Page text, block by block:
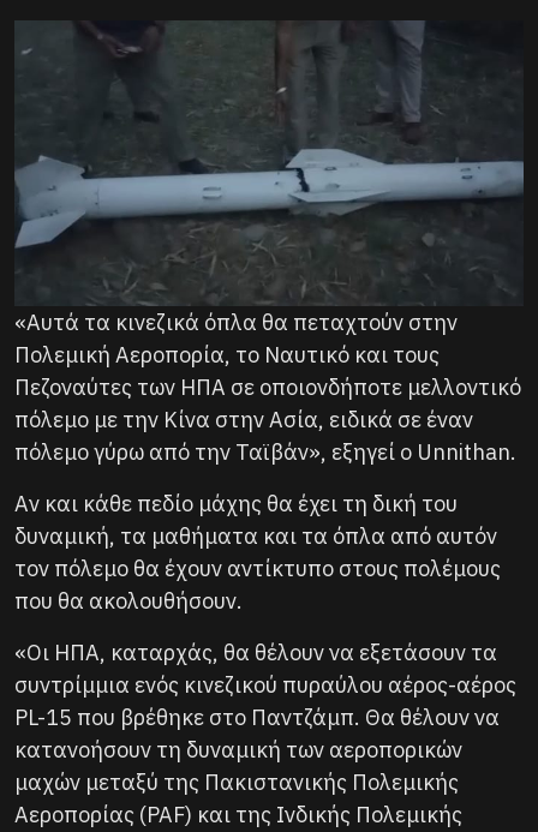
«Αυτά τα κινεζικά όπλα θα πεταχτούν στην
Πολεμική Αεροπορία, το Ναυτικό και τους
Πεζοναύτες των ΗΠΑ σε οποιονδήποτε μελλοντικό
πόλεμο με την Κίνα στην Ασία, ειδικά σε έναν
πόλεμο γύρω από την Ταϊβάν», εξηγεί ο Unnithan.
Αν και κάθε πεδίο μάχης θα έχει τη δική του
δυναμική, τα μαθήματα και τα όπλα από αυτόν
τον πόλεμο θα έχουν αντίκτυπο στους πολέμους
που θα ακολουθήσουν.
«Οι ΗΠΑ, καταρχάς, θα θέλουν να εξετάσουν τα
συντρίμμια ενός κινεζικού πυραύλου αέρος-αέρος
PL-15 που βρέθηκε στο Παντζάμπ. Θα θέλουν να
κατανοήσουν τη δυναμική των αεροπορικών
μαχών μεταξύ της Πακιστανικής Πολεμικής
Αεροπορίας (PAF) και της Ινδικής Πολεμικής